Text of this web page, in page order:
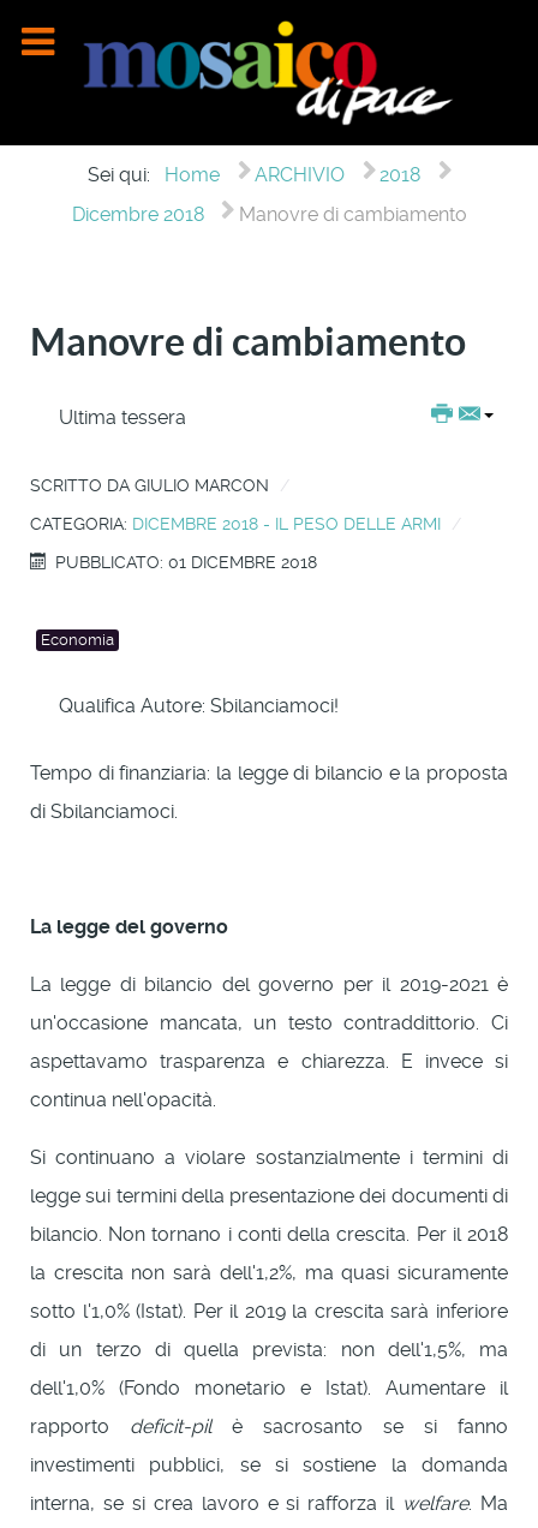
Sei qui: Home ARCHIVIO
2018
Dicembre 2018
Manovre di cambiamento
Manovre di cambiamento
Ultima tessera
SCRITTO DA GIULIO MARCON
CATEGORIA: DICEMBRE 2018 - IL PESO DELLE ARMI
PUBBLICATO: 01 DICEMBRE 2018
Economia
Qualifica Autore: Sbilanciamoci!
Tempo di finanziaria: la legge di bilancio e la proposta
di Sbilanciamoci.
La legge del governo
La legge di bilancio del governo per il 2019-2021 è
un'occasione mancata, un testo contraddittorio. Ci
aspettavamo trasparenza e chiarezza. E invece si
continua nell'opacità.
Si continuano a violare sostanzialmente i termini di
legge sui termini della presentazione dei documenti di
bilancio. Non tornano i conti della crescita. Per il 2018
la crescita non sarà dell'1,2%, ma quasi sicuramente
sotto l'1,0% (Istat). Per il 2019 la crescita sarà inferiore
di un terzo di quella prevista: non dell'1,5%, ma
dell'1,0% (Fondo monetario e Istat). Aumentare il
rapporto deficit-pilè sacrosanto se si fanno
investimenti pubblici, se si sostiene la domanda
interna, se si crea lavoro e si rafforza il welfare. Ma